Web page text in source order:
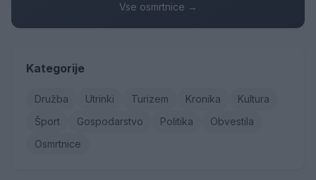
Vse osmrtnice →
Kategorije
Družba Utrinki Turizem Kronika
Kultura
Šport
Gospodarstvo Politika
Obvestila
Osmrtnice